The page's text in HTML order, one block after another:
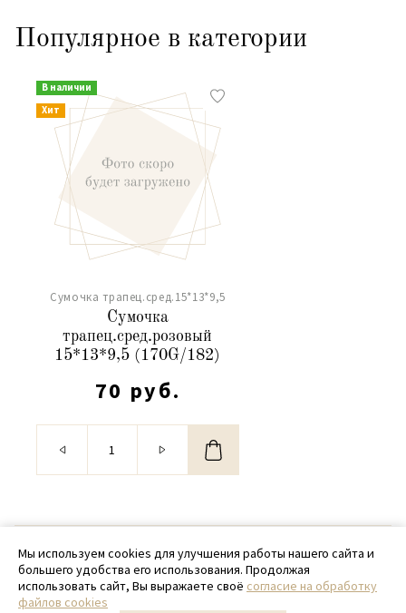
Популярное в категории
В наличии
Хит
Сумочка трапец.сред.15*13*9,5
Сумочка
трапец.сред.розовый
15*13*9,5 (170G/182)
70 руб.
© 2020 - 2026 SamPack
+ 7 (918) 699-97-87
zakaz@sampack.store
Мы используем cookies для улучшения работы нашего сайта и
большего удобства его использования. Продолжая
использовать сайт, Вы выражаете своё согласие на обработку
файлов cookies